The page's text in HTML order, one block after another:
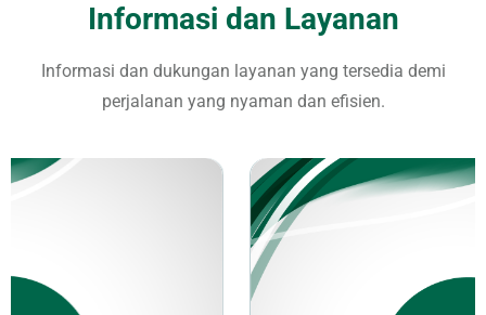
Informasi dan Layanan
Informasi dan dukungan layanan yang tersedia demi
perjalanan yang nyaman dan efisien.